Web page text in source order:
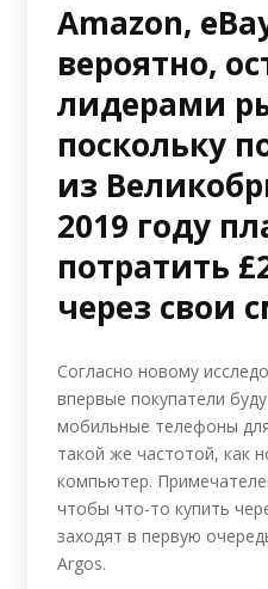
Amazon,
вероятно,
лидерами
поскольку
из
2019 году
потратить
через свои
Согласно новому
впервые покупатели
мобильные телефоны
такой же частотой, как
компьютер.
чтобы что-то купить
заходят в первую
Argos.